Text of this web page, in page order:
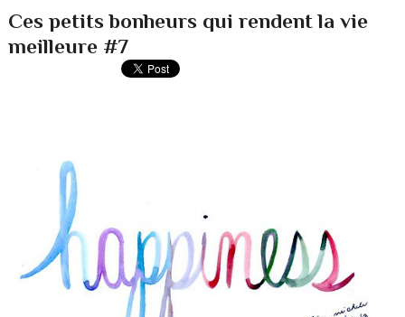
Ces petits bonheurs qui rendent la vie
meilleure #7